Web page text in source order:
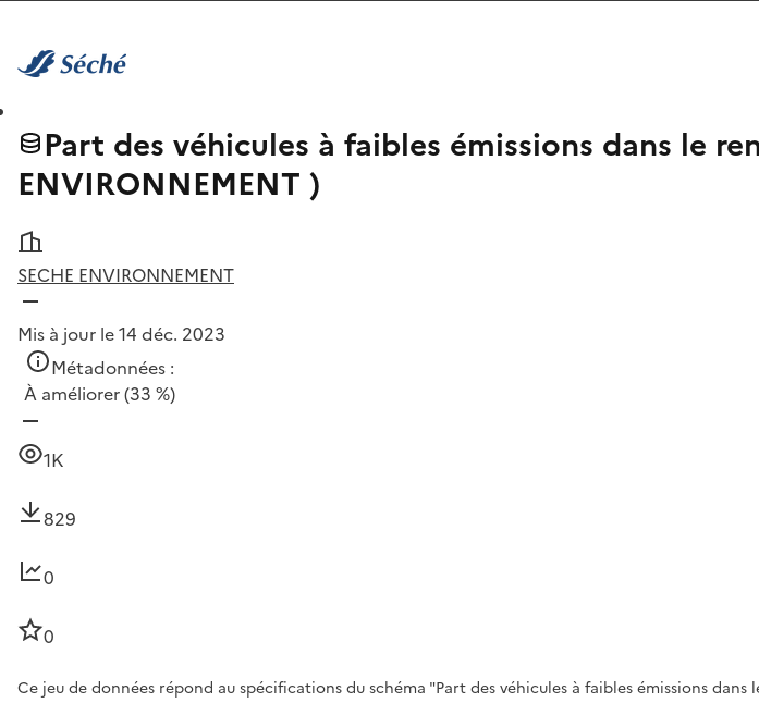
Part des véhicules à faibles émissions dans le
ENVIRONNEMENT )
SECHE ENVIRONNEMENT
Mis à jour le 14 déc. 2023
Métadonnées :
À améliorer(33 %)
1K
829
0
0
Ce jeu de données répond au spécifications du schéma "Part des véhicules à faibles émissions